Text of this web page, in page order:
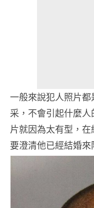
一般來說犯人照片
采，不會引起什麼
片就因為太有型，
要澄清他已經結婚來